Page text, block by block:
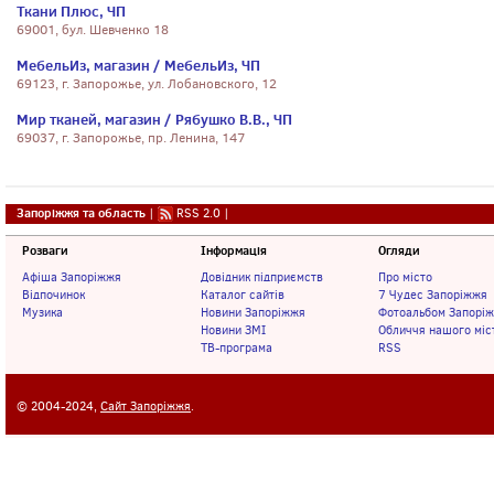
Ткани Плюс, ЧП
69001, бул. Шевченко 18
МебельИз, магазин / МебельИз, ЧП
69123, г. Запорожье, ул. Лобановского, 12
Мир тканей, магазин / Рябушко В.В., ЧП
69037, г. Запорожье, пр. Ленина, 147
Запоріжжя та область | RSS 2.0 |
Розваги
Афіша Запоріжжя
Відпочинок
Музика
Інформація
Довідник підприємств
Каталог сайтів
Новини Запоріжжя
Новини ЗМІ
ТВ-програма
Огляди
Про місто
7 Чудес Запоріжжя
Фотоальбом
Обличчя нашого
RSS
© 2004-2024, Сайт Запоріжжя.